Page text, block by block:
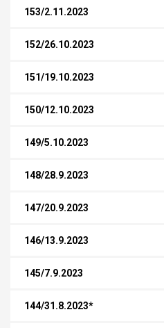
153/2.11.2023
152/26.10.2023
151/19.10.2023
150/12.10.2023
149/5.10.2023
148/28.9.2023
147/20.9.2023
146/13.9.2023
145/7.9.2023
144/31.8.2023*